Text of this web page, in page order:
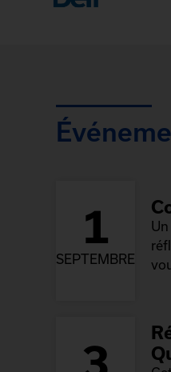
1
SEPTEMBRE